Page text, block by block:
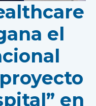
el
en